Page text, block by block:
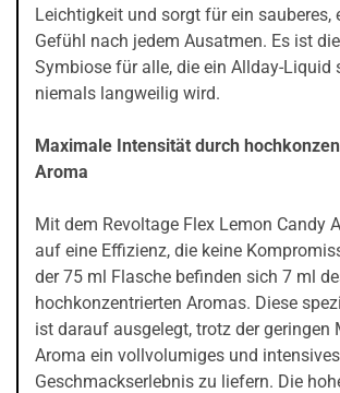
Leichtigkeit und sorgt für ein sauberes,
Gefühl nach jedem Ausatmen. Es ist
Symbiose für alle, die ein Allday-Liquid
niemals langweilig wird.
Maximale Intensität durch
Aroma
Mit dem Revoltage Flex Lemon Candy
auf eine Effizienz, die keine
der 75 ml Flasche befinden sich 7 ml
hochkonzentrierten Aromas. Diese
ist darauf ausgelegt, trotz der geringen
Aroma ein vollvolumiges und intensives
Geschmackserlebnis zu liefern. Die